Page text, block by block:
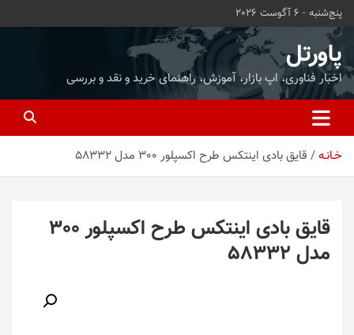
محتوا
بروید
پنج‌شنبه - 6 آگوست 2026
پاورتل
اخبار فناوری، اپ بازار، آموزش، راهنمای خرید و نقد و بررسی
خـانـه قایق بادی اینتکس طرح اکسپلور 300 مدل 58332
قایق بادی اینتکس طرح اکسپلور 300
مدل 58332